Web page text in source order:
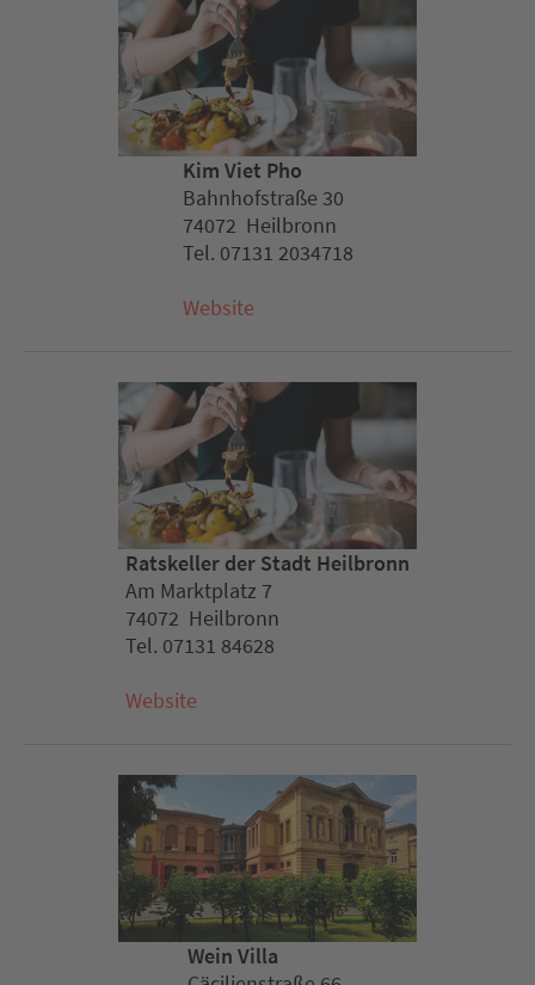
Kim Viet Pho
Bahnhofstraße 30
74072 Heilbronn
Tel. 07131 2034718
Website
Ratskeller der Stadt Heilbronn
Am Marktplatz 7
74072 Heilbronn
Tel. 07131 84628
Website
Wein Villa